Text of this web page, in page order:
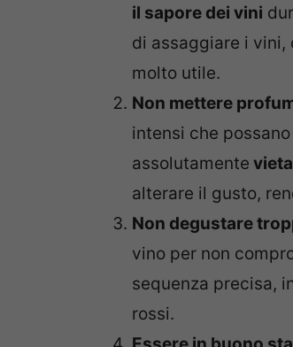
il sapore dei vini
di assaggiare i vini,
molto utile.
Non mettere
intensi che
assolutamente
alterare il gusto,
Non degustare
vino per non
sequenza precisa,
rossi.